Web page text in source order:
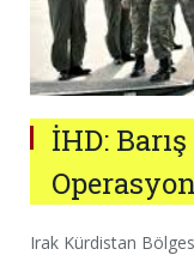
İHD:
Irak Kürdistan